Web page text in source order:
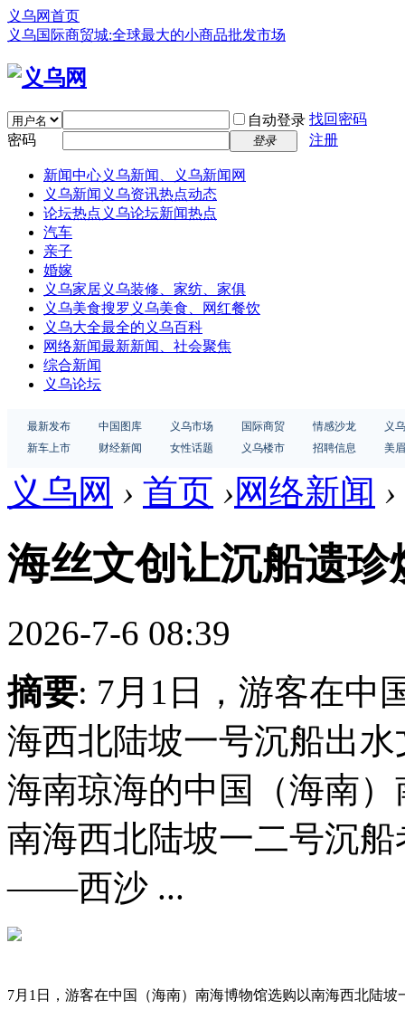
义乌网首页
义乌国际商贸城:全球最大的小商品批发市场
自动登录 找回密码
密码
登录 注册
新闻中心义乌新闻、义乌新闻网
义乌新闻 义乌资讯热点动态
论坛热点 义乌论坛新闻热点
汽车
亲子
婚嫁
义乌家居义乌装修、家纺、家俱
义乌美食搜罗义乌美食、网红餐饮
义乌大全最全的义乌百科
网络新闻最新新闻、社会聚焦
综合新闻
义乌论坛
最新发布 中国图库 义乌市场 国际商贸 情感沙龙
义
新车上市
财经新闻 女性话题 义乌楼市 招聘信息 美
义乌网 › 首页 ›网络新闻 ›
海丝文创让沉船遗珍
2026-7-6 08:39
摘要: 7月1日，游客在中
海西北陆坡一号沉船出
海南琼海的中国（海南
南海西北陆坡一二号沉
——西沙 ...
7月1日，游客在中国（海南）南海博物馆选购以南海西北陆